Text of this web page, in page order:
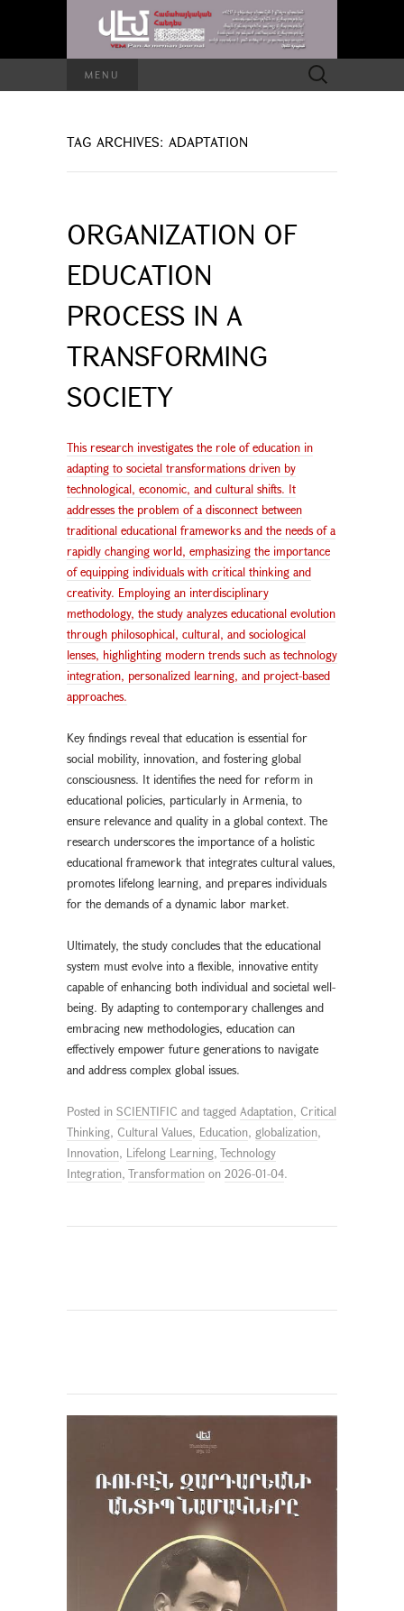
MENU
Search
for:
TAG ARCHIVES: ADAPTATION
ORGANIZATION OF
EDUCATION
PROCESS IN A
TRANSFORMING
SOCIETY
This research investigates the role of education in
adapting to societal transformations driven by
technological, economic, and cultural shifts. It
addresses the problem of a disconnect between
traditional educational frameworks and the needs of a
rapidly changing world, emphasizing the importance
of equipping individuals with critical thinking and
creativity. Employing an interdisciplinary
methodology, the study analyzes educational evolution
through philosophical, cultural, and sociological
lenses, highlighting modern trends such as technology
integration, personalized learning, and project-based
approaches.
Key findings reveal that education is essential for
social mobility, innovation, and fostering global
consciousness. It identifies the need for reform in
educational policies, particularly in Armenia, to
ensure relevance and quality in a global context. The
research underscores the importance of a holistic
educational framework that integrates cultural values,
promotes lifelong learning, and prepares individuals
for the demands of a dynamic labor market.
Ultimately, the study concludes that the educational
system must evolve into a flexible, innovative entity
capable of enhancing both individual and societal well-
being. By adapting to contemporary challenges and
embracing new methodologies, education can
effectively empower future generations to navigate
and address complex global issues.
Posted in SCIENTIFIC and tagged Adaptation, Critical
Thinking, Cultural Values, Education, globalization,
Innovation, Lifelong Learning, Technology
Integration, Transformation on 2026-01-04.